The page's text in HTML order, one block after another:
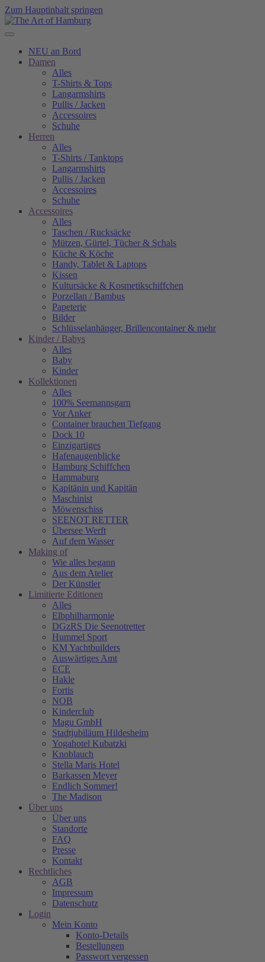
Zum Hauptinhalt springen
NEU an Bord
Damen
Alles
T-Shirts & Tops
Langarmshirts
Pullis / Jacken
Accessoires
Schuhe
Herren
Alles
T-Shirts / Tanktops
Langarmshirts
Pullis / Jacken
Accessoires
Schuhe
Accessoires
Alles
Taschen / Rucksäcke
Mützen, Gürtel, Tücher & Schals
Küche & Köche
Handy, Tablet & Laptops
Kissen
Kultursäcke & Kosmetikschiffchen
Porzellan / Bambus
Papeterie
Bilder
Schlüsselanhänger, Brillencontainer & mehr
Kinder / Babys
Alles
Baby
Kinder
Kollektionen
Alles
100% Seemannsgarn
Vor Anker
Container brauchen Tiefgang
Dock 10
Einzigartiges
Hafenaugen­blicke
Hamburg Schiffchen
Hammaburg
Kapitänin und Kapitän
Maschinist
Möwenschiss
SEENOT RETTER
Übersee Werft
Auf dem Wasser
Making of
Wie alles begann
Aus dem Atelier
Der Künstler
Limitierte Editionen
Alles
Elbphilharmonie
DGzRS Die Seenotretter
Hummel Sport
KM Yachtbuilders
Auswärtiges Amt
ECE
Hakle
Fortis
NOB
Kinderclub
Magu GmbH
Stadtjubiläum Hildesheim
Yogahotel Kubatzki
Knoblauch
Stella Maris Hotel
Barkassen Meyer
Endlich Sommer!
The Madison
Über uns
Über uns
Standorte
FAQ
Presse
Kontakt
Rechtliches
AGB
Impressum
Datenschutz
Login
Mein Konto
Konto-Details
Bestellungen
Passwort vergessen